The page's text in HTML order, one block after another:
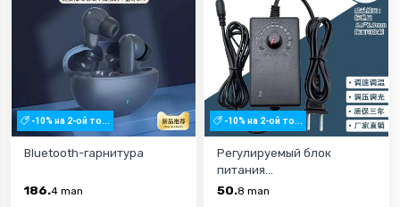
-10% на 2-ой то...
Bluetooth-гарнитура
186.4 man
-10% на 2-ой то...
Регулируемый блок
питания...
50.8 man